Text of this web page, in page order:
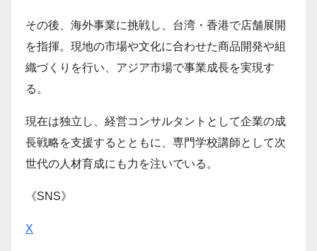
その後、海外事業に挑戦し、台湾・香港で店舗展開
を指揮。現地の市場や文化に合わせた商品開発や組
織づくりを行い、アジア市場で事業成長を実現す
る。
現在は独立し、経営コンサルタントとして企業の成
長戦略を支援するとともに、専門学校講師として次
世代の人材育成にも力を注いでいる。
《SNS》
X